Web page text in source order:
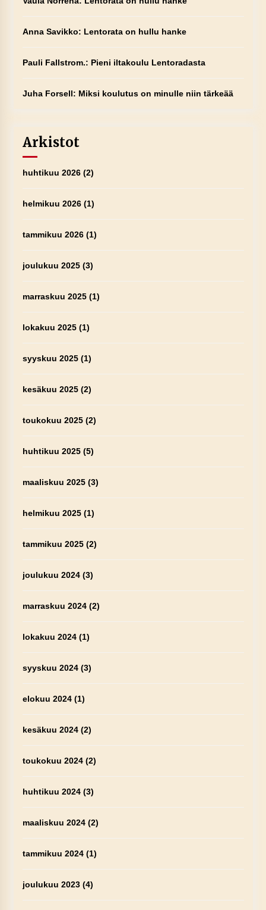
Anna Savikko: Lentorata on hullu hanke
Pauli Fallstrom.: Pieni iltakoulu Lentoradasta
Juha Forsell: Miksi koulutus on minulle niin tärkeää
Arkistot
huhtikuu 2026(2)
helmikuu 2026(1)
tammikuu 2026(1)
joulukuu 2025(3)
marraskuu 2025(1)
lokakuu 2025(1)
syyskuu 2025(1)
kesäkuu 2025(2)
toukokuu 2025(2)
huhtikuu 2025(5)
maaliskuu 2025(3)
helmikuu 2025(1)
tammikuu 2025(2)
joulukuu 2024(3)
marraskuu 2024(2)
lokakuu 2024(1)
syyskuu 2024(3)
elokuu 2024(1)
kesäkuu 2024(2)
toukokuu 2024(2)
huhtikuu 2024(3)
maaliskuu 2024(2)
tammikuu 2024(1)
joulukuu 2023(4)